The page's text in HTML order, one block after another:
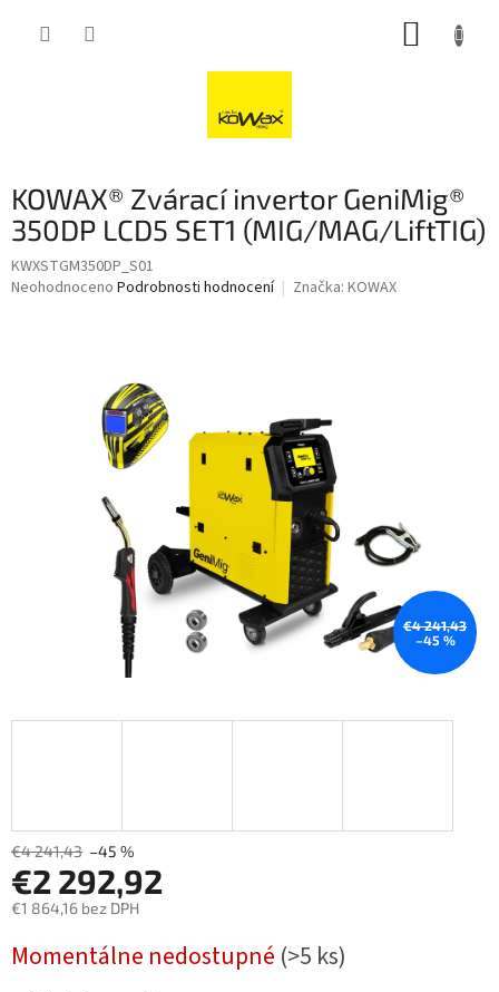
KOWAX® Zvárací invertor GeniMig®
350DP LCD5 SET1 (MIG/MAG/LiftTIG)
KWXSTGM350DP_S01
Průměrné
Neohodnoceno Podrobnosti hodnocení Značka: KOWAX
€4 241,43
–45 %
€4 241,43 –45 %
€2 292,92
€1 864,16 bez DPH
cena:
Momentálne nedostupné (>5 ks)